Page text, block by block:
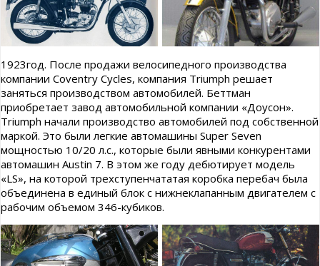
1923год. После продажи велосипедного производства
компании Coventry Cycles, компания Triumph решает
заняться производством автомобилей. Беттман
приобретает завод автомобильной компании «Доусон».
Triumph начали производство автомобилей под собственной
маркой. Это были легкие автомашины Super Seven
мощностью 10/20 л.с., которые были явными конкурентами
автомашин Austin 7. В этом же году дебютирует модель
«LS», на которой трехступенчататая коробка перебач была
объединена в единый блок с нижнеклапанным двигателем с
рабочим объемом 346-кубиков.